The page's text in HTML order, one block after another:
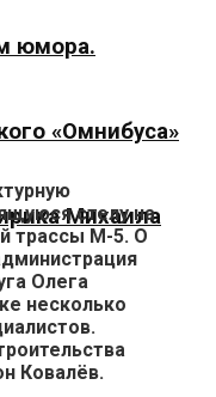
юмора.
«Омнибуса»
Михаила
стелу на
трассы М-5. О
Олега
несколько
Ковалёв.